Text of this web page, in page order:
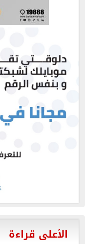
الأعلى قراءة